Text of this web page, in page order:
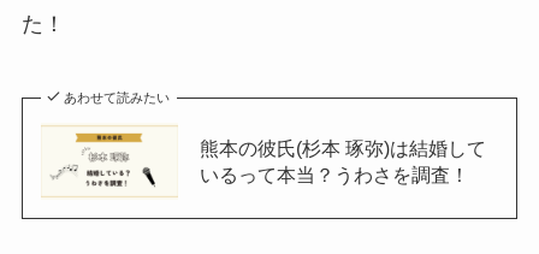
た！
あわせて読みたい
熊本の彼氏(杉本 琢弥)は結婚して
いるって本当？うわさを調査！